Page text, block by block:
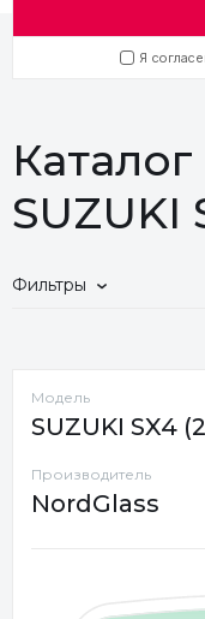
Я
SUZUKI
Фильтры
Модель
SUZUKI SX4
Производитель
NordGlass